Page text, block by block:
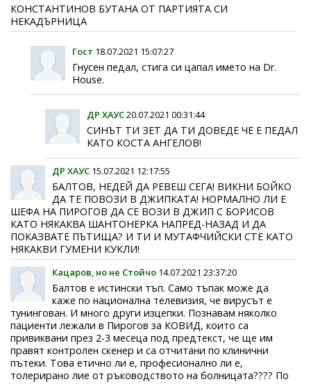
КОНСТАНТИНОВ БУТАНА ОТ ПАРТИЯТА СИ
НЕКАДЪРНИЦА
Гост 18.07.2021 15:07:27
Гнусен педал, стига си цапал името на Dr.
House.
ДР ХАУС20.07.2021 00:31:44
СИНЪТ ТИ ЗЕТ ДА ТИ ДОВЕДЕ ЧЕ Е ПЕДАЛ
КАТО КОСТА АНГЕЛОВ!
ДР ХАУС 15.07.2021 12:17:55
БАЛТОВ, НЕДЕЙ ДА РЕВЕШ СЕГА! ВИКНИ БОЙКО
ДА ТЕ ПОВОЗИ В ДЖИПКАТА! НОРМАЛНО ЛИ Е
ШЕФА НА ПИРОГОВ ДА СЕ ВОЗИ В ДЖИП С БОРИСОВ
КАТО НЯКАКВА ШАНТОНЕРКА НАПРЕД-НАЗАД И ДА
ПОКАЗВАТЕ ПЪТИЩА? И ТИ И МУТАФЧИЙСКИ СТЕ КАТО
НЯКАКВИ ГУМЕНИ КУКЛИ!
Кацаров, но не Стойчо 14.07.2021 23:37:20
Балтов е истински тъп. Само тъпак може да
каже по национална телевизия, че вирусът е
тунингован. И много други изцепки. Познавам няколко
пациенти лежали в Пирогов за КОВИД, които са
привиквани през 2-3 месеца под предтекст, че ще им
правят контролен скенер и са отчитани по клинични
пътеки. Това етично ли е, професионално ли е,
толерирано лие от ръководството на болницата???? По